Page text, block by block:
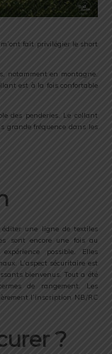
fait privilégier le short
notamment en montagne.
est à la fois confortable
des penderies. Le collant
grande fréquence dans les
une ligne de textiles
sont encore une fois au
possible. Elles
L’aspect sécuritaire est
bienvenus. Tout a été
de rangement. Les
l’inscription NB/RC
?